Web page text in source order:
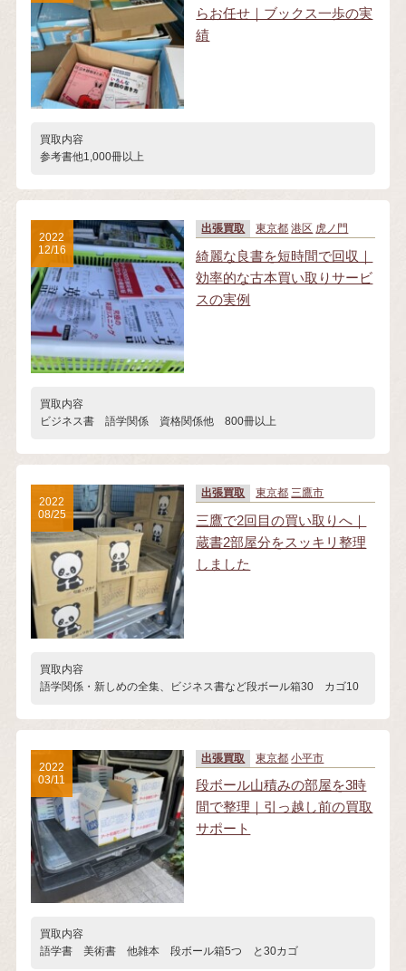
らお任せ｜ブックス一歩の実
績
買取内容
参考書他1,000冊以上
出張買取 東京都 港区 虎ノ門
綺麗な良書を短時間で回収｜
効率的な古本買い取りサービ
スの実例
買取内容
ビジネス書 語学関係 資格関係他 800冊以上
2022
12/16
出張買取 東京都 三鷹市
三鷹で2回目の買い取りへ｜
蔵書2部屋分をスッキリ整理
しました
買取内容
語学関係・新しめの全集、ビジネス書など段ボール箱30 カゴ10
2022
08/25
出張買取 東京都 小平市
段ボール山積みの部屋を3時
間で整理｜引っ越し前の買取
サポート
買取内容
語学書 美術書 他雑本 段ボール箱5つ と30カゴ
2022
03/11